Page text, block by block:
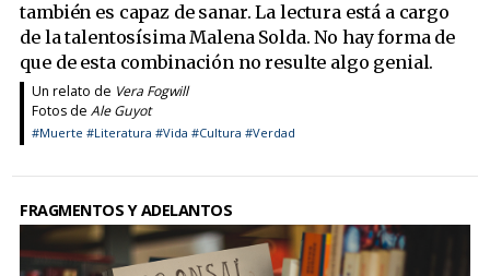
también es capaz de sanar. La lectura está a cargo
de la talentosísima Malena Solda. No hay forma de
que de esta combinación no resulte algo genial.
Un relato de Vera Fogwill
Fotos de Ale Guyot
#Muerte #Literatura #Vida #Cultura #Verdad
FRAGMENTOS Y ADELANTOS